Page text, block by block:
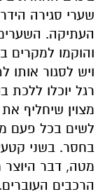
רגל יוכלו ללכת
מצוין שיחליף
לשים בכל פעם
בחסר. בשני
מטה, דבר
הרכבים העוברים.